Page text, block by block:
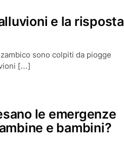
e la risposta
sono colpiti da piogge
[…]
le emergenze
e bambini?